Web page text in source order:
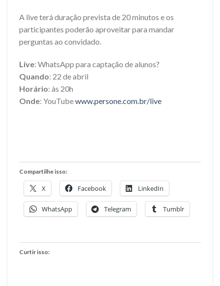
A live terá duração prevista de 20 minutos e os
participantes poderão aproveitar para mandar
perguntas ao convidado.
Live: WhatsApp para captação de alunos?
Quando: 22 de abril
Horário: às 20h
Onde: YouTubewww.persone.com.br/live
Compartilhe isso:
X Facebook LinkedIn
WhatsApp Telegram Tumblr
Curtir isso: